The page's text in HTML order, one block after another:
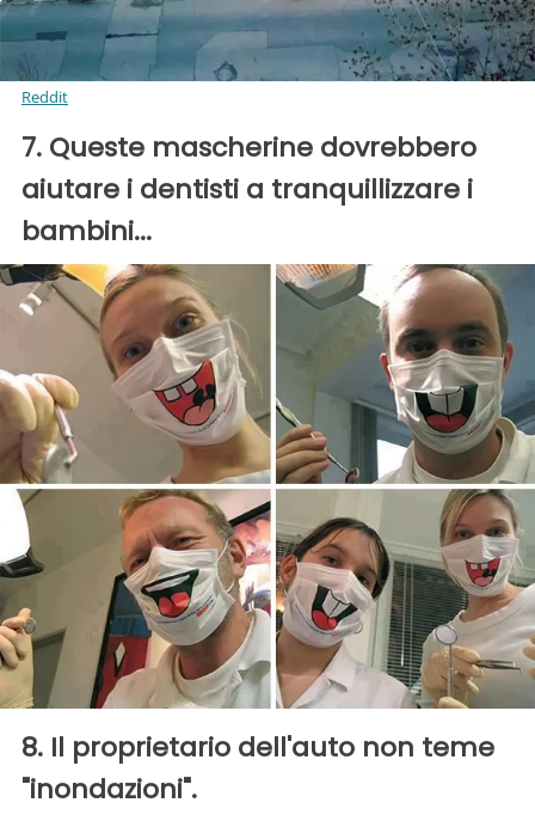
Reddit
7. Queste mascherine dovrebbero
aiutare i dentisti a tranquillizzare i
bambini...
8. Il proprietario dell'auto non teme
"inondazioni".